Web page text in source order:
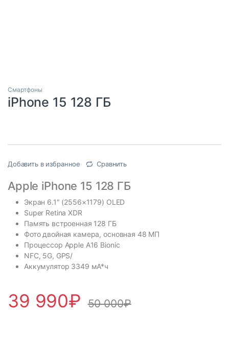
Смартфоны
iPhone 15 128 ГБ
Добавить в избранное Сравнить
Apple iPhone 15 128 ГБ
Экран 6.1″ (2556×1179) OLED
Super Retina XDR
Память встроенная 128 ГБ
Фото двойная камера, основная 48 МП
Процессор Apple A16 Bionic
NFC, 5G, GPS/
Аккумулятор 3349 мА*ч
39 990₽ 50 000₽